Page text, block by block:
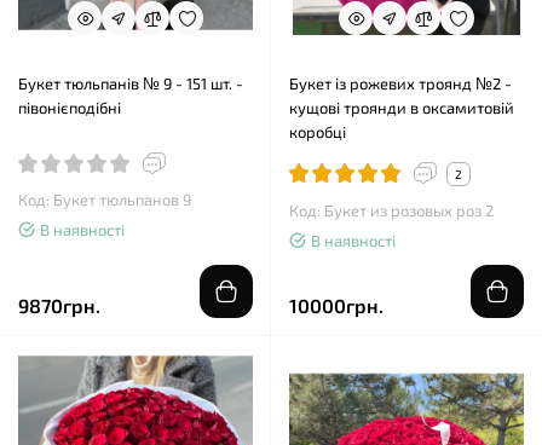
Букет тюльпанів № 9 - 151 шт. -
півонієподібні
Код: Букет тюльпанов 9
В наявності
9870грн.
Букет із рожевих троянд №2 -
кущові троянди в оксамитовій
коробці
2
Код: Букет из розовых роз 2
В наявності
10000грн.